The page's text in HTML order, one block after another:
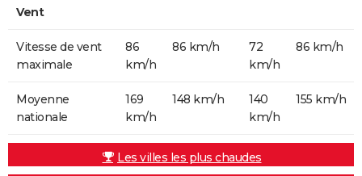
Vent
Vitesse de vent
maximale
86
km/h
86 km/h
72
km/h
86 km/h
Moyenne
nationale
169
km/h
148 km/h
140
km/h
155 km/h
Les villes les plus chaudes